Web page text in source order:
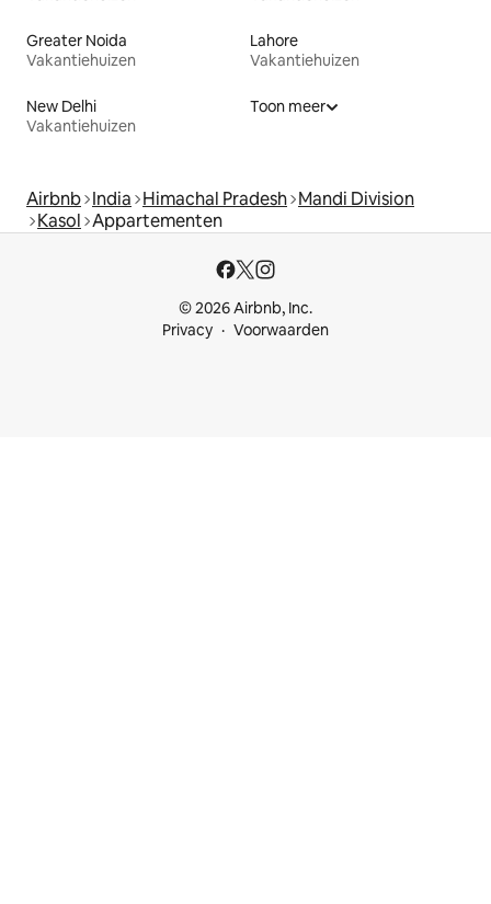
Greater Noida
Vakantiehuizen
Lahore
Vakantiehuizen
New Delhi
Vakantiehuizen
Toon meer
Airbnb India Himachal Pradesh Mandi Division
Kasol Appartementen
© 2026 Airbnb, Inc.
Privacy
Voorwaarden